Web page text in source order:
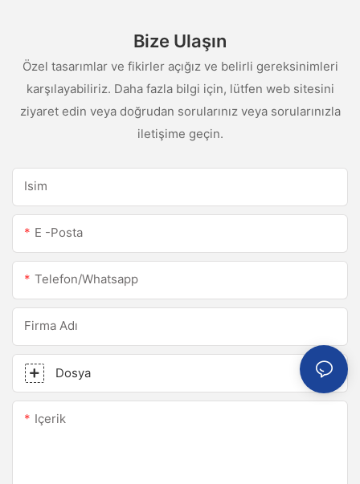
Bize Ulaşın
Özel tasarımlar ve fikirler açığız ve belirli gereksinimleri
karşılayabiliriz. Daha fazla bilgi için, lütfen web sitesini
ziyaret edin veya doğrudan sorularınız veya sorularınızla
iletişime geçin.
Isim
E -posta
Telefon/whatsapp
Firma Adı
Dosya
Içerik